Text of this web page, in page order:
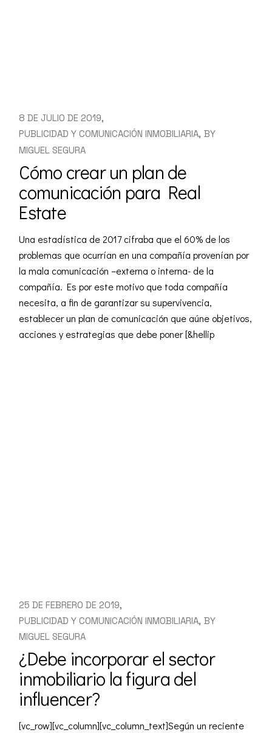
8 DE JULIO DE 2019
PUBLICIDAD Y COMUNICACIÓN INMOBILIARIA BY
MIGUEL SEGURA
Cómo crear un plan de
comunicación para Real
Estate
Una estadística de 2017 cifraba que el 60% de los
problemas que ocurrían en una compañía provenían por
la mala comunicación –externa o interna- de la
compañía. Es por este motivo que toda compañía
necesita, a fin de garantizar su supervivencia,
establecer un plan de comunicación que aúne objetivos,
acciones y estrategias que debe poner [&hellip
25 DE FEBRERO DE 2019
PUBLICIDAD Y COMUNICACIÓN INMOBILIARIA BY
MIGUEL SEGURA
¿Debe incorporar el sector
inmobiliario la figura del
influencer?
[vc_row][vc_column][vc_column_text]Según un reciente